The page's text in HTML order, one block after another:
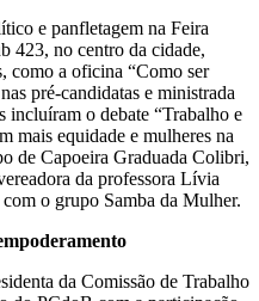
e panfletagem na Feira
423, no centro da cidade,
como a oficina “Como ser
pré-candidatas e ministrada
incluíram o debate “Trabalho e
mais equidade e mulheres na
de Capoeira Graduada Colibri,
da professora Lívia
o grupo Samba da Mulher.
da Comissão de Trabalho